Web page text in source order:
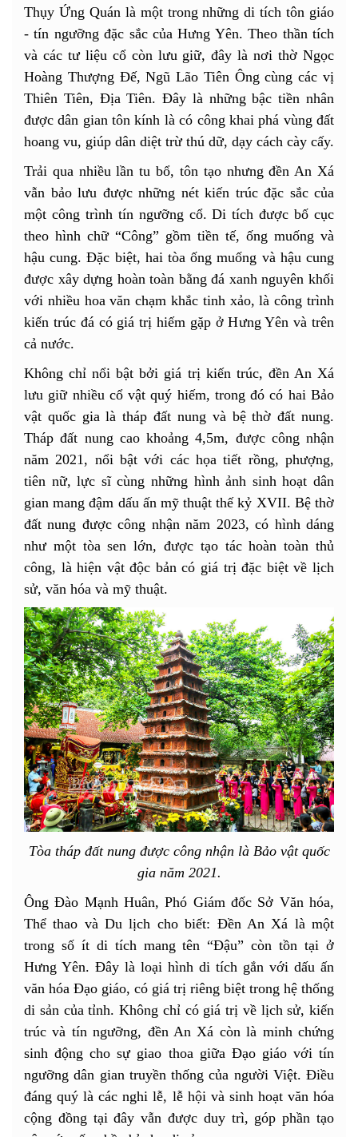
Thụy Ứng Quán là một trong những di tích tôn giáo
- tín ngưỡng đặc sắc của Hưng Yên. Theo thần tích
và các tư liệu cổ còn lưu giữ, đây là nơi thờ Ngọc
Hoàng Thượng Đế, Ngũ Lão Tiên Ông cùng các vị
Thiên Tiên, Địa Tiên. Đây là những bậc tiền nhân
được dân gian tôn kính là có công khai phá vùng đất
hoang vu, giúp dân diệt trừ thú dữ, dạy cách cày cấy.
Trải qua nhiều lần tu bổ, tôn tạo nhưng đền An Xá
vẫn bảo lưu được những nét kiến trúc đặc sắc của
một công trình tín ngưỡng cổ. Di tích được bố cục
theo hình chữ “Công” gồm tiền tế, ống muống và
hậu cung. Đặc biệt, hai tòa ống muống và hậu cung
được xây dựng hoàn toàn bằng đá xanh nguyên khối
với nhiều hoa văn chạm khắc tinh xảo, là công trình
kiến trúc đá có giá trị hiếm gặp ở Hưng Yên và trên
cả nước.
Không chỉ nổi bật bởi giá trị kiến trúc, đền An Xá
lưu giữ nhiều cổ vật quý hiếm, trong đó có hai Bảo
vật quốc gia là tháp đất nung và bệ thờ đất nung.
Tháp đất nung cao khoảng 4,5m, được công nhận
năm 2021, nổi bật với các họa tiết rồng, phượng,
tiên nữ, lực sĩ cùng những hình ảnh sinh hoạt dân
gian mang đậm dấu ấn mỹ thuật thế kỷ XVII. Bệ thờ
đất nung được công nhận năm 2023, có hình dáng
như một tòa sen lớn, được tạo tác hoàn toàn thủ
công, là hiện vật độc bản có giá trị đặc biệt về lịch
sử, văn hóa và mỹ thuật.
Tòa tháp đất nung được công nhận là Bảo vật quốc
gia năm 2021.
Ông Đào Mạnh Huân, Phó Giám đốc Sở Văn hóa,
Thể thao và Du lịch cho biết: Đền An Xá là một
trong số ít di tích mang tên “Đậu” còn tồn tại ở
Hưng Yên. Đây là loại hình di tích gắn với dấu ấn
văn hóa Đạo giáo, có giá trị riêng biệt trong hệ thống
di sản của tỉnh. Không chỉ có giá trị về lịch sử, kiến
trúc và tín ngưỡng, đền An Xá còn là minh chứng
sinh động cho sự giao thoa giữa Đạo giáo với tín
ngưỡng dân gian truyền thống của người Việt. Điều
đáng quý là các nghi lễ, lễ hội và sinh hoạt văn hóa
cộng đồng tại đây vẫn được duy trì, góp phần tạo